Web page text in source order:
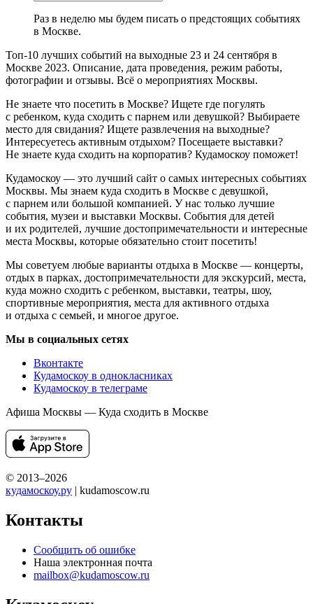
Раз в неделю мы будем писать о предстоящих событиях
в Москве.
Топ-10 лучших событий на выходные 23 и 24 сентября в
Москве 2023. Описание, дата проведения, режим работы,
фотографии и отзывы. Всё о мероприятиях Москвы.
Не знаете что посетить в Москве? Ищете где погулять
с ребенком, куда сходить с парнем или девушкой? Выбираете
место для свидания? Ищете развлечения на выходные?
Интересуетесь активным отдыхом? Посещаете выставки?
Не знаете куда сходить на корпоратив? Кудамоскоу поможет!
Кудамоскоу — это лучший сайт о самых интересных событиях
Москвы. Мы знаем куда сходить в Москве с девушкой,
с парнем или большой компанией. У нас только лучшие
события, музеи и выставки Москвы. События для детей
и их родителей, лучшие достопримечательности и интересные
места Москвы, которые обязательно стоит посетить!
Мы советуем любые варианты отдыха в Москве — концерты,
отдых в парках, достопримечательности для экскурсий, места,
куда можно сходить с ребенком, выставки, театры, шоу,
спортивные мероприятия, места для активного отдыха
и отдыха с семьей, и многое другое.
Мы в социальных сетях
Вконтакте
Кудамоскоу в однокласниках
Кудамоскоу в телеграме
Афиша Москвы — Куда сходить в Москве
© 2013–2026
кудамоскоу.ру | kudamoscow.ru
Контакты
Сообщить об ошибке
Наша электронная почта
mailbox@kudamoscow.ru